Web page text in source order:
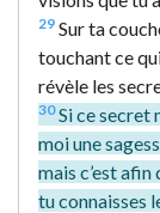
29 Sur ta
touchant ce
révèle les
30Si ce secret
moi une
mais c’est
tu connaisses